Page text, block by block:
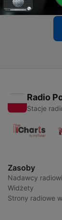
Radio
Stacje
Zasoby
Nadawcy radiowi
Widżety
Strony radiowe